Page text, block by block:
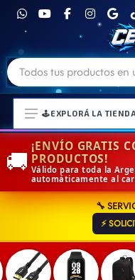
⌚ELECTRONICA Y
⛓️ACCESORIOS DE
🎒MOCHILAS Y MAS👝
🎧AURICULARES
🕹️EXPLORÁ LA TIENDA
🚚¡ENVÍO GRATIS
PRODUCTOS!
Válido para toda la
automáticamente al
🔧
⚡